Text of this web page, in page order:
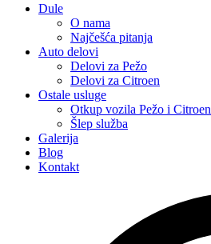
Dule
O nama
Najčešća pitanja
Auto delovi
Delovi za Pežo
Delovi za Citroen
Ostale usluge
Otkup vozila Pežo i Citroen
Šlep služba
Galerija
Blog
Kontakt